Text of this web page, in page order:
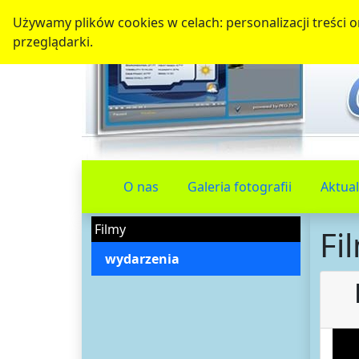
Używamy plików cookies w celach: personalizacji treści
przeglądarki.
O nas Galeria fotografii
Filmy
wydarzenia